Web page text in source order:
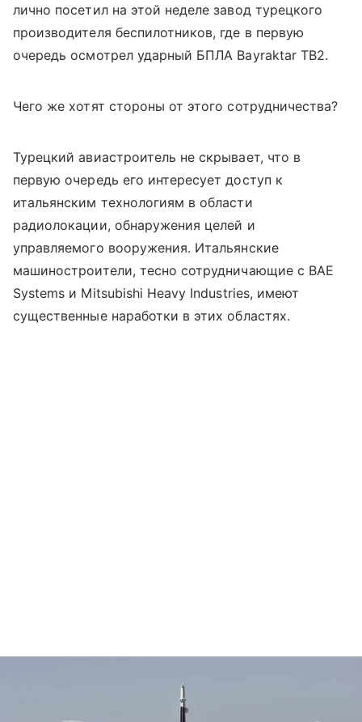
лично посетил на этой неделе завод турецкого
производителя беспилотников, где в первую
очередь осмотрел ударный БПЛА Bayraktar TB2.
Чего же хотят стороны от этого сотрудничества?
Турецкий авиастроитель не скрывает, что в
первую очередь его интересует доступ к
итальянским технологиям в области
радиолокации, обнаружения целей и
управляемого вооружения. Итальянские
машиностроители, тесно сотрудничающие с BAE
Systems и Mitsubishi Heavy Industries, имеют
существенные наработки в этих областях.